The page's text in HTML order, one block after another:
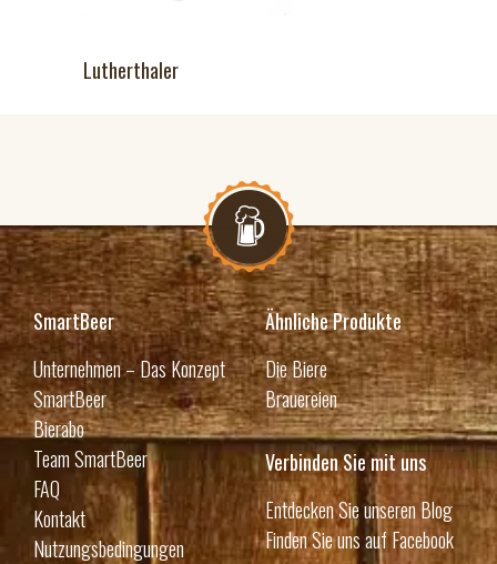
Lutherthaler
SmartBeer
Unternehmen – Das Konzept
SmartBeer
Bierabo
Team SmartBeer
FAQ
Kontakt
Nutzungsbedingungen
Ähnliche Produkte
Die Biere
Brauereien
Verbinden Sie mit uns
Entdecken Sie unseren Blog
Finden Sie uns auf Facebook